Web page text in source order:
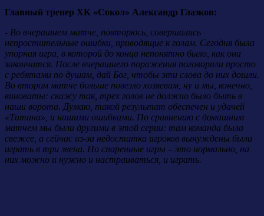
Главный тренер ХК «Сокол» Александр Глазков:
- Во вчерашнем матче, повторюсь, совершались
непростительные ошибки, приводящие к голам. Сегодня была
упорная игра, в которой до конца непонятно было, как она
закончится. После вчерашнего поражения поговорили просто
с ребятами по душам, дай Бог, чтобы эти слова до них дошли.
Во втором матче больше повезло хозяевам, ну и мы, конечно,
виноваты: скажу так, трех голов не должно было быть в
наши ворота. Думаю, такой результат обеспечен и удачей
«Титана», и нашими ошибками. По сравнению с домашним
матчем мы были другими в этой серии: там команда была
свежее, а сейчас из-за недостатка игроков вынуждены были
играть в три звена. Но спаренные игры – это нормально, на
них можно и нужно и настраиваться, и играть.